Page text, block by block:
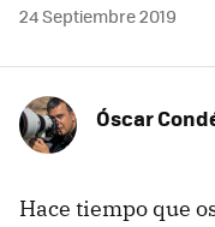
24 Septiembre 2019
Óscar
Hace tiempo que